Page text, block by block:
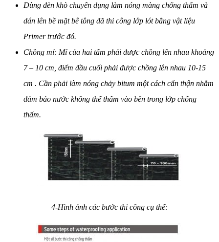
Dùng đèn khò chuyên dụng làm nóng màng chống thấm và
dán lên bề mặt bê tông đã thi công lớp lót bằng vật liệu
Primer trước đó.
Chồng mí: Mí của hai tấm phải được chồng lên nhau khoảng
7 – 10 cm, điểm đầu cuối phải được chồng lên nhau 10-15
cm . Cần phải làm nóng chảy bitum một cách cẩn thận nhằm
đảm bảo nước không thể thấm vào bên trong lớp chống
thấm.
4-Hình ảnh các bước thi công cụ thể: